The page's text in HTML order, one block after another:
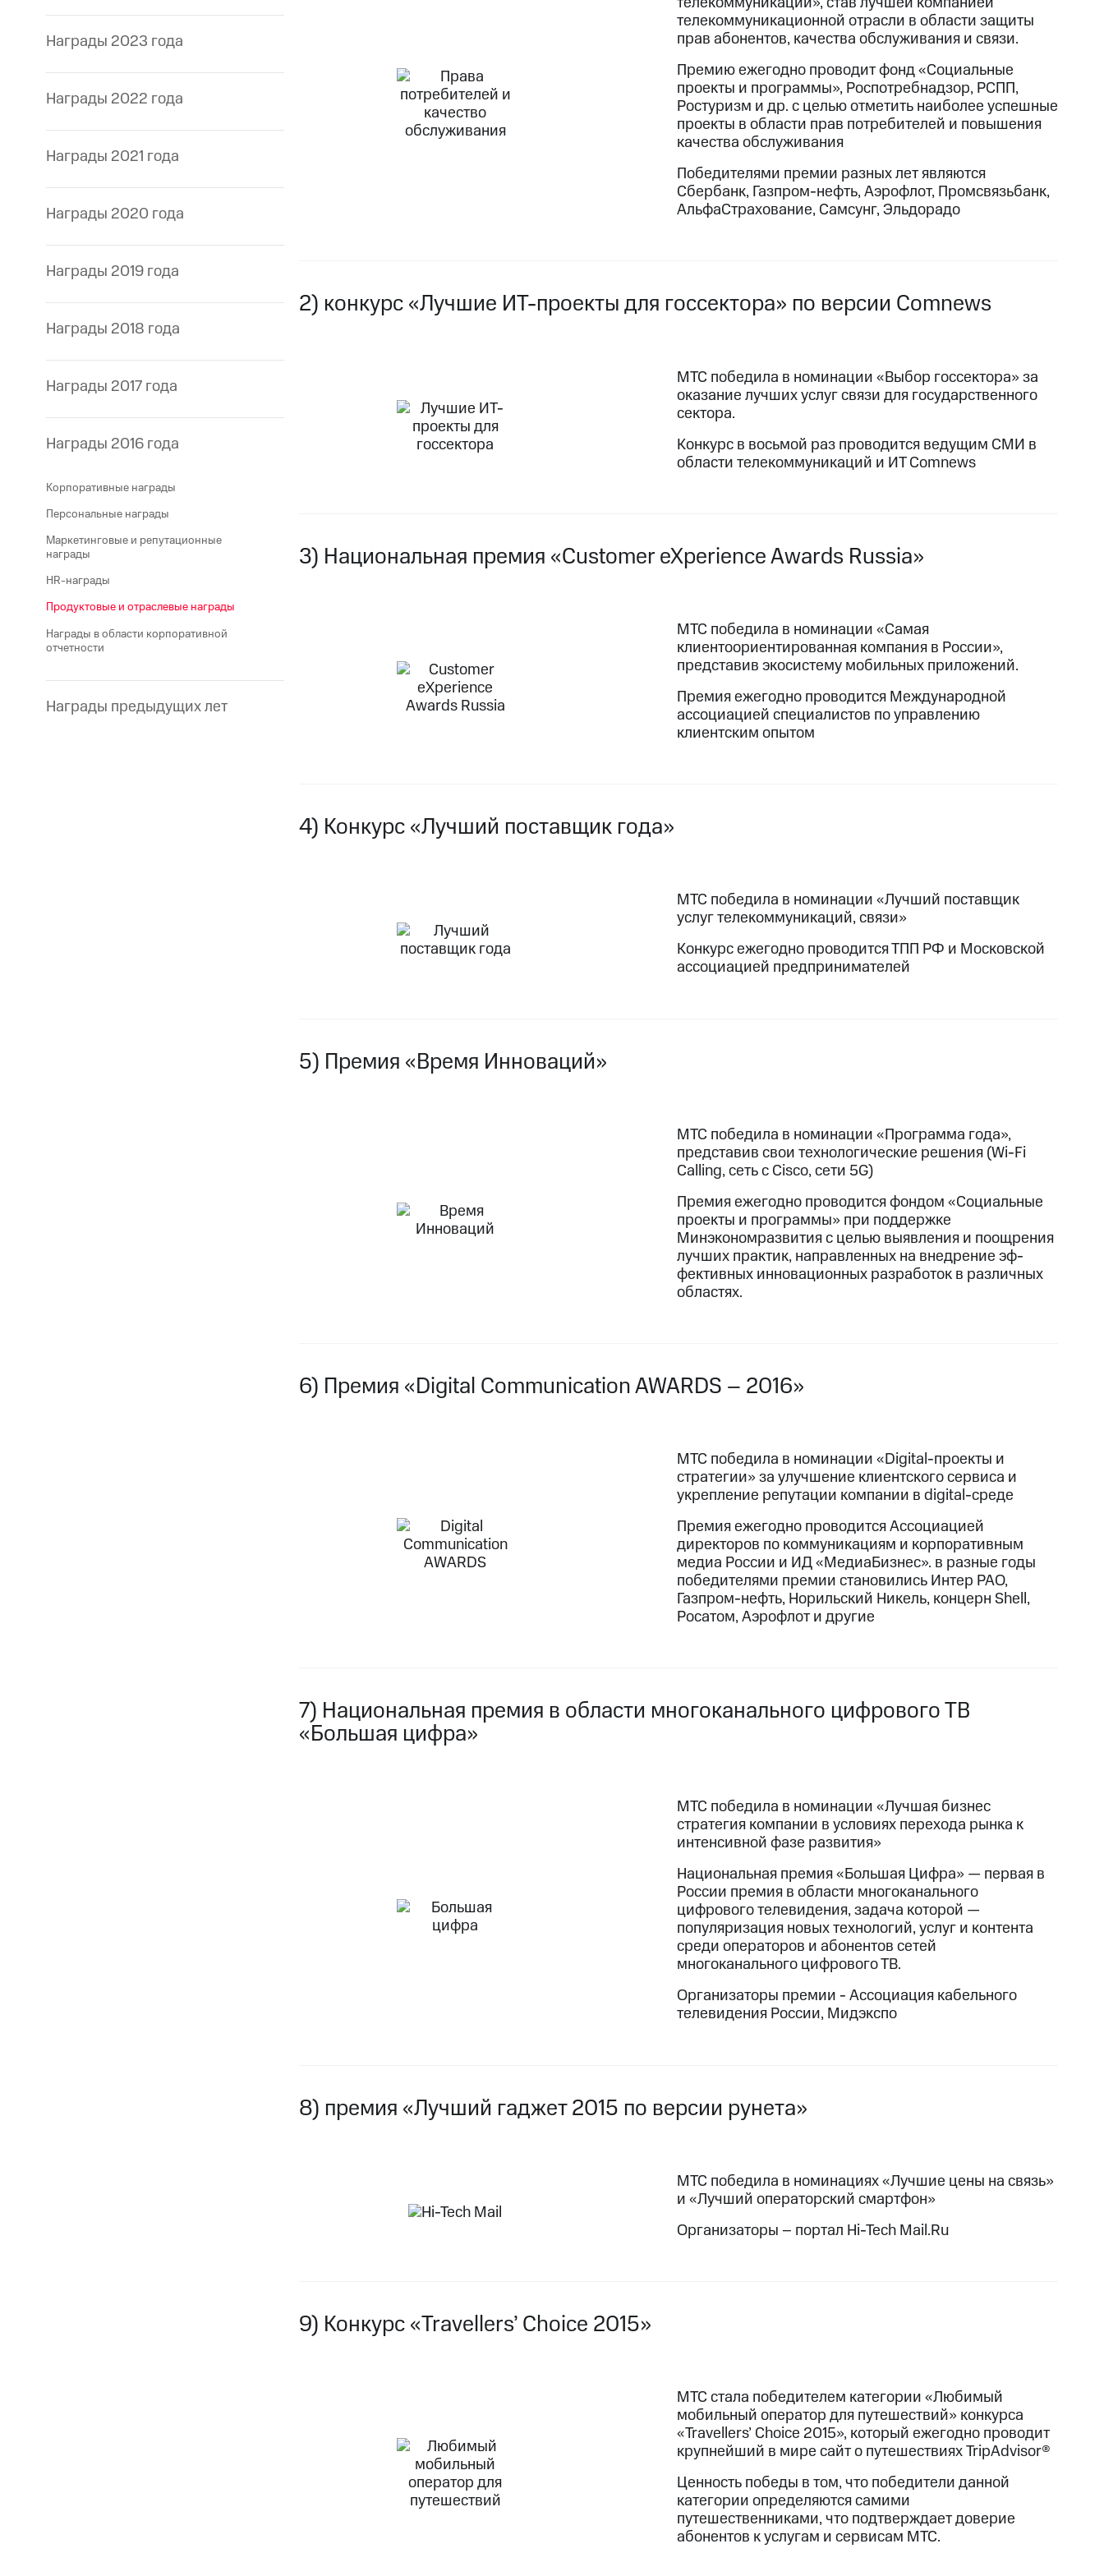
Награды 2023 года
Награды 2022 года
Награды 2021 года
Награды 2020 года
Награды 2019 года
Награды 2018 года
Награды 2017 года
Награды 2016 года
Корпоративные награды
Персональные награды
Маркетинговые и репутационные
награды
HR-награды
Продуктовые и отраслевые награды
Награды в области корпоративной
отчетности
Награды предыдущих лет
телекоммуникационной отрасли в области защиты
прав абонентов, качества обслуживания и связи.
Премию ежегодно проводит фонд «Социальные
проекты и программы», Роспотребнадзор, РСПП,
Ростуризм и др. с целью отметить наиболее успешные
проекты в области прав потребителей и повышения
качества обслуживания
Победителями премии разных лет являются
Сбербанк, Газпром-нефть, Аэрофлот, Промсвязьбанк,
АльфаСтрахование, Самсунг, Эльдорадо
2) конкурс «Лучшие ИТ-проекты для госсектора» по версии Comnews
МТС победила в номинации «Выбор госсектора» за
оказание лучших услуг связи для государственного
сектора.
Конкурс в восьмой раз проводится ведущим СМИ в
области телекоммуникаций и ИТ Comnews
3) Национальная премия «Customer eXperience Awards Russia»
МТС победила в номинации «Самая
клиентоориентированная компания в России»,
представив экосистему мобильных приложений.
Премия ежегодно проводится Международной
ассоциацией специалистов по управлению
клиентским опытом
4) Конкурс «Лучший поставщик года»
МТС победила в номинации «Лучший поставщик
услуг телекоммуникаций, связи»
Конкурс ежегодно проводится ТПП РФ и Московской
ассоциацией предпринимателей
5) Премия «Время Инноваций»
МТС победила в номинации «Программа года»,
представив свои технологические решения (Wi-Fi
Calling, сеть с Cisco, сети 5G)
Премия ежегодно проводится фондом «Социальные
проекты и программы» при поддержке
Минэкономразвития с целью выявления и поощрения
лучших практик, направленных на внедрение эф-
фективных инновационных разработок в различных
областях.
6) Премия «Digital Communication AWARDS – 2016»
МТС победила в номинации «Digital-проекты и
стратегии» за улучшение клиентского сервиса и
укрепление репутации компании в digital-среде
Премия ежегодно проводится Ассоциацией
директоров по коммуникациям и корпоративным
медиа России и ИД «МедиаБизнес». в разные годы
победителями премии становились Интер РАО,
Газпром-нефть, Норильский Никель, концерн Shell,
Росатом, Аэрофлот и другие
7) Национальная премия в области многоканального цифрового ТВ
«Большая цифра»
МТС победила в номинации «Лучшая бизнес
стратегия компании в условиях перехода рынка к
интенсивной фазе развития»
Национальная премия «Большая Цифра» — первая в
России премия в области многоканального
цифрового телевидения, задача которой —
популяризация новых технологий, услуг и контента
среди операторов и абонентов сетей
многоканального цифрового ТВ.
Организаторы премии - Ассоциация кабельного
телевидения России, Мидэкспо
8) премия «Лучший гаджет 2015 по версии рунета»
МТС победила в номинациях «Лучшие цены на связь»
и «Лучший операторский смартфон»
Организаторы – портал Hi-Tech Mail.Ru
9) Конкурс «Travellers’ Choice 2015»
МТС стала победителем категории «Любимый
мобильный оператор для путешествий» конкурса
«Travellers’ Choice 2015», который ежегодно проводит
крупнейший в мире сайт о путешествиях TripAdvisor®
Ценность победы в том, что победители данной
категории определяются самими
путешественниками, что подтверждает доверие
абонентов к услугам и сервисам МТС.